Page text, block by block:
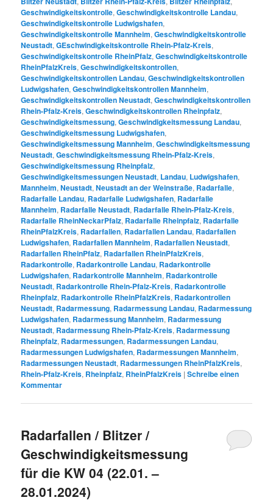
Geschwindigkeitskontrolle,Geschwindigkeitskontrolle Landau,
Geschwindigkeitskontrolle Ludwigshafen,
Geschwindigkeitskontrolle Mannheim,Geschwindigkeitskontrolle
Neustadt,GEschwindigkeitskontrolle Rhein-Pfalz-Kreis,
Geschwindigkeitskontrolle RheinPfalz,Geschwindigkeitskontrolle
RheinPfalzKreis,Geschwindigkeitskontrollen,
Geschwindigkeitskontrollen Landau,Geschwindigkeitskontrollen
Ludwigshafen,Geschwindigkeitskontrollen Mannheim,
Geschwindigkeitskontrollen Neustadt,Geschwindigkeitskontrollen
Rhein-Pfalz-Kreis,Geschwindigkeitskontrollen Rheinpfalz,
Geschwindigkeitsmessung,Geschwindigkeitsmessung Landau,
Geschwindigkeitsmessung Ludwigshafen,
Geschwindigkeitsmessung Mannheim,Geschwindigkeitsmessung
Neustadt,Geschwindigkeitsmessung Rhein-Pfalz-Kreis,
Geschwindigkeitsmessung Rheinpfalz,
Geschwindigkeitsmessungen Neustadt, Landau, Ludwigshafen,
Mannheim,Neustadt,Neustadt an der Weinstraße, Radarfalle,
Radarfalle Landau, Radarfalle Ludwigshafen, Radarfalle
Mannheim, Radarfalle Neustadt, Radarfalle Rhein-Pfalz-Kreis,
Radarfalle RheinNeckarPfalz, Radarfalle Rheinpfalz, Radarfalle
RheinPfalzKreis, Radarfallen, Radarfallen Landau, Radarfallen
Ludwigshafen, Radarfallen Mannheim, Radarfallen Neustadt,
Radarfallen RheinPfalz, Radarfallen RheinPfalzKreis,
Radarkontrolle, Radarkontrolle Landau, Radarkontrolle
Ludwigshafen, Radarkontrolle Mannheim, Radarkontrolle
Neustadt, Radarkontrolle Rhein-Pfalz-Kreis, Radarkontrolle
Rheinpfalz, Radarkontrolle RheinPfalzKreis, Radarkontrollen
Neustadt, Radarmessung, Radarmessung Landau, Radarmessung
Ludwigshafen, Radarmessung Mannheim, Radarmessung
Neustadt, Radarmessung Rhein-Pfalz-Kreis, Radarmessung
Rheinpfalz, Radarmessungen, Radarmessungen Landau,
Radarmessungen Ludwigshafen, Radarmessungen Mannheim,
Radarmessungen Neustadt, Radarmessungen RheinPfalzKreis,
Rhein-Pfalz-Kreis, Rheinpfalz, RheinPfalzKreis |Schreibe einen
Kommentar
Radarfallen / Blitzer /
Geschwindigkeitsmessung
für die KW 04 (22.01. –
28.01.2024)